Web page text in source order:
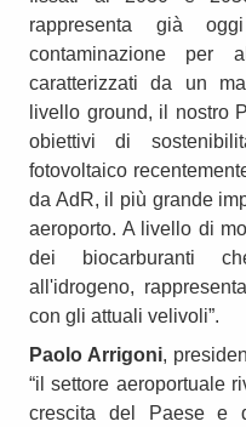
rappresenta già
contaminazione per
caratterizzati da un
livello ground, il nostro
obiettivi di
fotovoltaico
da AdR, il più grande
aeroporto. A livello di
dei biocarburanti
all'idrogeno,
con gli attuali velivoli”.
Paolo Arrigoni,
“il settore aeroportuale
crescita del Paese e